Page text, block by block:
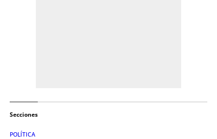
Secciones
POLÍTICA